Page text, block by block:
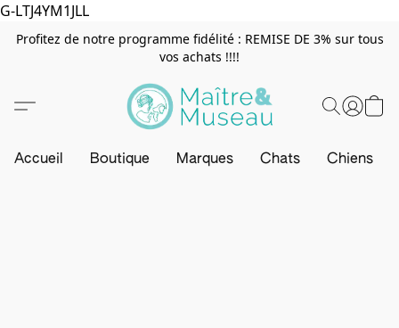
G-LTJ4YM1JLL
Profitez de notre programme fidélité : REMISE DE 3% sur tous
vos achats !!!!
Accueil Boutique Marques Chats Chiens